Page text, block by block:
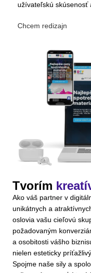
užívateľskú skúsenosť
Chcem redizajn
Tvorím
Ako váš partner v
unikátnych a
oslovia vašu cieľovú
požadovaným
a osobitosti vášho
nielen esteticky
Spojme naše sily a